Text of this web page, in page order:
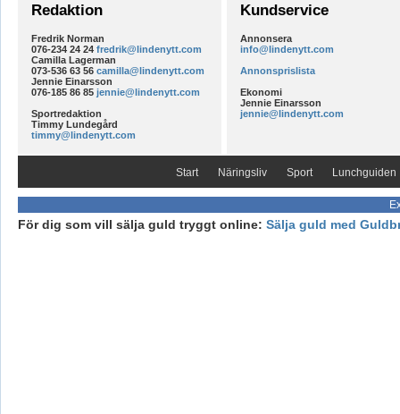
Redaktion
Fredrik Norman
076-234 24 24 fredrik@lindenytt.com
Camilla Lagerman
073-536 63 56 camilla@lindenytt.com
Jennie Einarsson
076-185 86 85 jennie@lindenytt.com
Sportredaktion
Timmy Lundegård
timmy@lindenytt.com
Kundservice
Annonsera
info@lindenytt.com
Annonsprislista
Ekonomi
Jennie Einarsson
jennie@lindenytt.com
Start Näringsliv Sport Lunchguiden
För dig som vill sälja guld tryggt online: Sälja guld med